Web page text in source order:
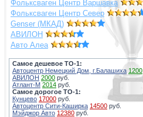
Фольксваген Центр Варшавка
Фольксваген Центр Север
Genser (МКАД)
АВИЛОН
Авто Алеа
Самое дешевое ТО-1:
Автоцентр Немецкий Дом, г.Балашиха 1200
АВИЛОН 2000 руб.
Атлант-М 2014 руб.
Самое дорогое ТО-1:
Кунцево 17000 руб.
Автоцентр Сити-Каширка 14500 руб.
Мэйджор Авто 12380 руб.